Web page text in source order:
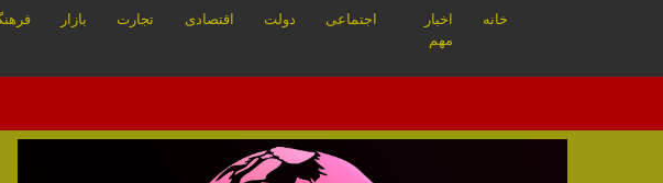
خانه
اخبار
مهم
اجتماعی دولت اقتصادی تجارت بازار